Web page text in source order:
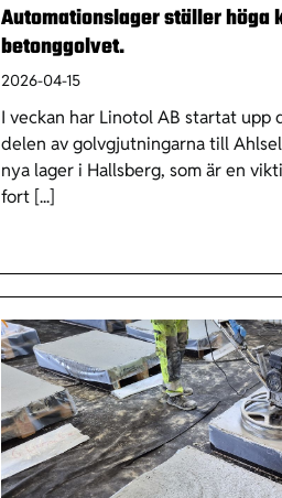
Automationslager ställer höga
betonggolvet.
2026-04-15
I veckan har Linotol AB startat upp
delen av golvgjutningarna till
nya lager i Hallsberg, som är en
fort [...]